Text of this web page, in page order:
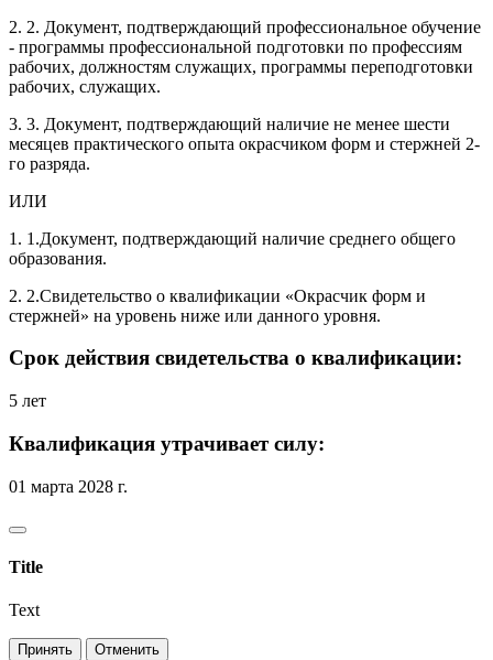
2. 2. Документ, подтверждающий профессиональное обучение
- программы профессиональной подготовки по профессиям
рабочих, должностям служащих, программы переподготовки
рабочих, служащих.
3. 3. Документ, подтверждающий наличие не менее шести
месяцев практического опыта окрасчиком форм и стержней 2-
го разряда.
ИЛИ
1. 1.Документ, подтверждающий наличие среднего общего
образования.
2. 2.Свидетельство о квалификации «Окрасчик форм и
стержней» на уровень ниже или данного уровня.
Срок действия свидетельства о квалификации:
5 лет
Квалификация утрачивает силу:
01 марта 2028 г.
Title
Text
Принять Отменить